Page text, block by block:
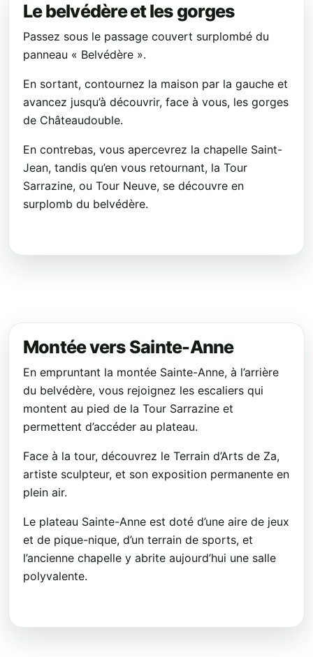
Le belvédère et les gorges
Passez sous le passage couvert surplombé du
panneau « Belvédère ».
En sortant, contournez la maison par la gauche et
avancez jusqu’à découvrir, face à vous, les gorges
de Châteaudouble.
En contrebas, vous apercevrez la chapelle Saint-
Jean, tandis qu’en vous retournant, la Tour
Sarrazine, ou Tour Neuve, se découvre en
surplomb du belvédère.
Montée vers Sainte-Anne
En empruntant la montée Sainte-Anne, à l’arrière
du belvédère, vous rejoignez les escaliers qui
montent au pied de la Tour Sarrazine et
permettent d’accéder au plateau.
Face à la tour, découvrez le Terrain d’Arts de Za,
artiste sculpteur, et son exposition permanente en
plein air.
Le plateau Sainte-Anne est doté d’une aire de jeux
et de pique-nique, d’un terrain de sports, et
l’ancienne chapelle y abrite aujourd’hui une salle
polyvalente.